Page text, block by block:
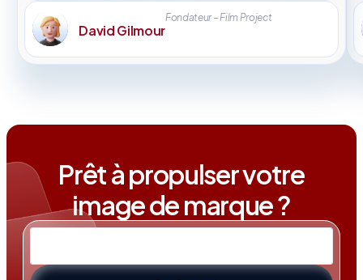
David Gilmour
Fondateur – Film Project
Prêt à propulser votre
image de marque ?